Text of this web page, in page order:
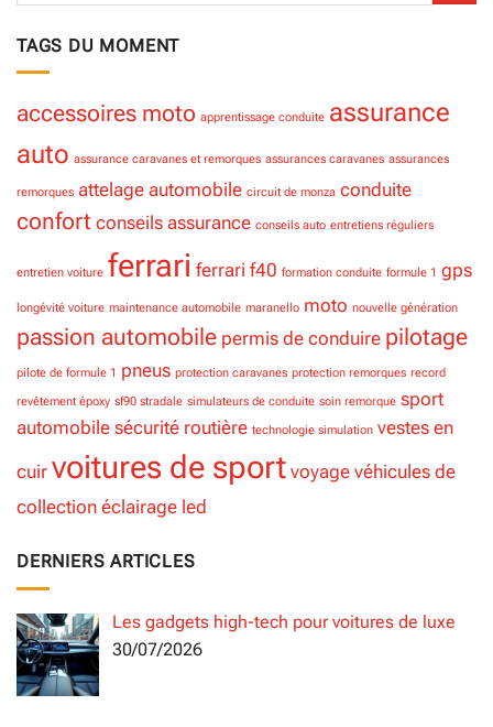
TAGS DU MOMENT
accessoires moto apprentissage conduite assurance
auto assurance caravanes et remorques assurances caravanes assurances
remorques attelage automobile circuit de monza conduite
confort conseils assurance conseils auto entretiens réguliers
entretien voiture ferrari ferrari f40 formation conduite formule 1 gps
longévité voiture maintenance automobile maranello moto nouvelle génération
passion automobile permis de conduire pilotage
pilote de formule 1 pneus protection caravanes protection remorques record
revêtement époxy sf90 stradale simulateurs de conduite soin remorque sport
automobile sécurité routière technologie simulation vestes en
cuir voitures de sport voyage véhicules de
collection éclairage led
DERNIERS ARTICLES
Les gadgets high-tech pour voitures de luxe
30/07/2026